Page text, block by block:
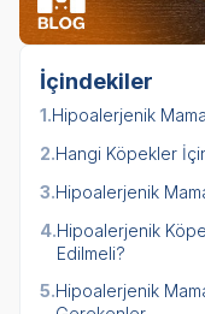
İçindekiler
1.Hipoalerjenik
2.Hangi Köpekler
3.Hipoalerjenik
4.Hipoalerjenik
Edilmeli?
5.Hipoalerjenik